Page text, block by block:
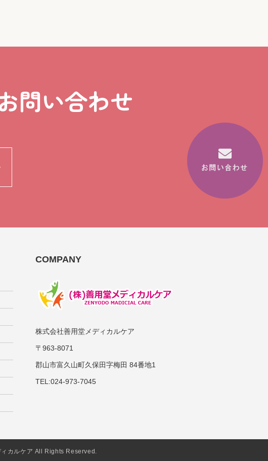
問い合わせ
COMPANY
株式会社善用堂メディカルケア
〒963-8071
郡山市富久山町久保田字梅田 84番地1
TEL:024-973-7045
カルケア All Rights Reserved.